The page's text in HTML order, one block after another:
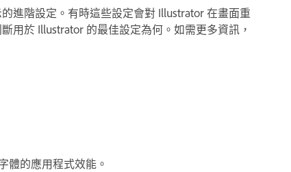
進階設定。有時這些設定會對 Illustrator 在畫面重
用於 Illustrator 的最佳設定為何。如需更多資訊，
體的應用程式效能。